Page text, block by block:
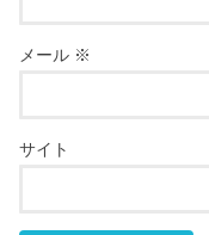
メール ※
サイト